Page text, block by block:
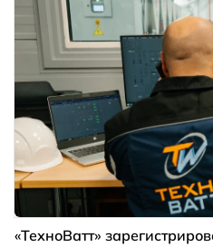
«ТехноВатт»